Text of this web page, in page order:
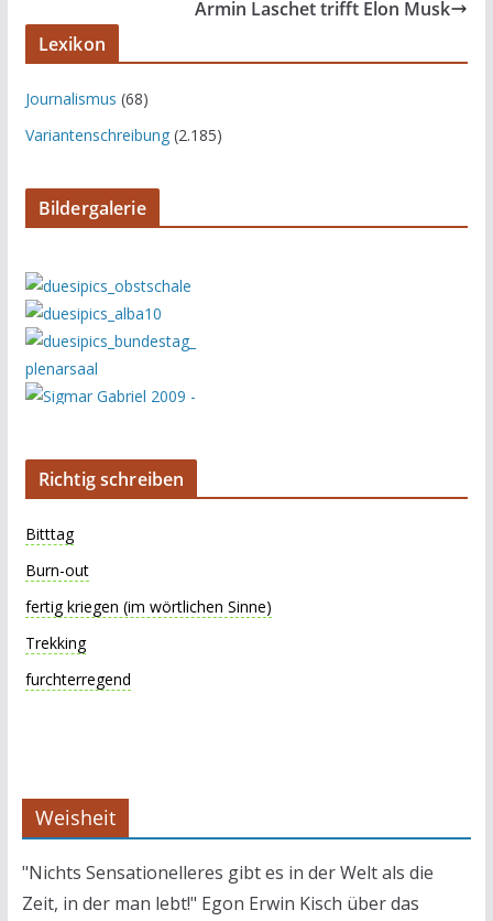
Armin Laschet trifft Elon Musk
Lexikon
Journalismus (68)
Variantenschreibung(2.185)
Bildergalerie
Richtig schreiben
Bitttag
Burn-out
fertig kriegen (im wörtlichen Sinne)
Trekking
furchterregend
Weisheit
"Nichts Sensationelleres gibt es in der Welt als die
Zeit, in der man lebt!" Egon Erwin Kisch über das